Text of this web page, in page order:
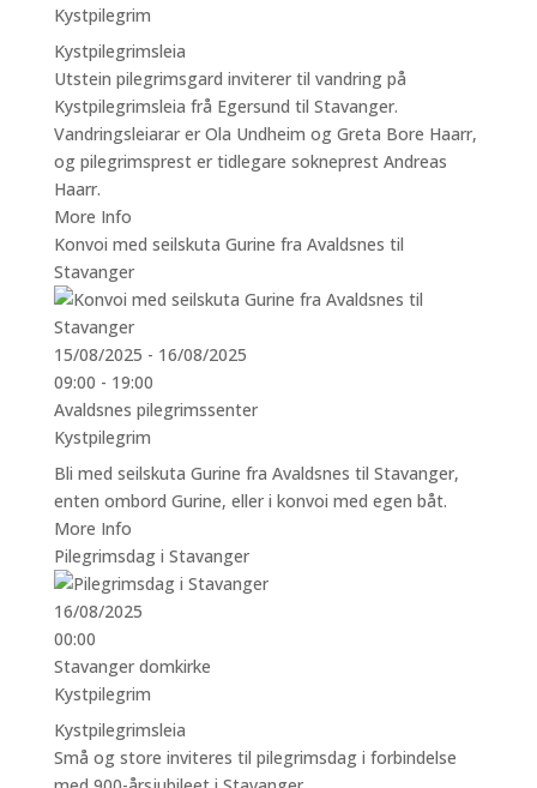
Kystpilegrim
Kystpilegrimsleia
Utstein pilegrimsgard inviterer til vandring på
Kystpilegrimsleia frå Egersund til Stavanger.
Vandringsleiarar er Ola Undheim og Greta Bore Haarr,
og pilegrimsprest er tidlegare sokneprest Andreas
Haarr.
More Info
Konvoi med seilskuta Gurine fra Avaldsnes til
Stavanger
15/08/2025 - 16/08/2025
09:00 - 19:00
Avaldsnes pilegrimssenter
Kystpilegrim
Bli med seilskuta Gurine fra Avaldsnes til Stavanger,
enten ombord Gurine, eller i konvoi med egen båt.
More Info
Pilegrimsdag i Stavanger
16/08/2025
00:00
Stavanger domkirke
Kystpilegrim
Kystpilegrimsleia
Små og store inviteres til pilegrimsdag i forbindelse